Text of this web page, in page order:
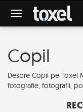
Meniu
Copil
Despre Copil pe Toxel
fotografie, fotografii,